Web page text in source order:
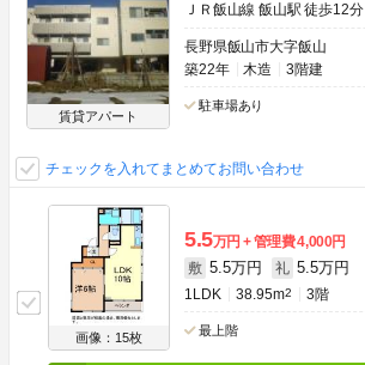
賃貸アパート
ＪＲ飯山線 飯山駅 徒歩12分
長野県飯山市大字飯山
築22年
木造 3階建
駐車場あり
チェックを入れてまとめてお問い合わせ
画像：15枚
5.5万円 管理費4,000円
敷 5.5万円 礼 5.5万円
1LDK 38.95m2 3階
最上階